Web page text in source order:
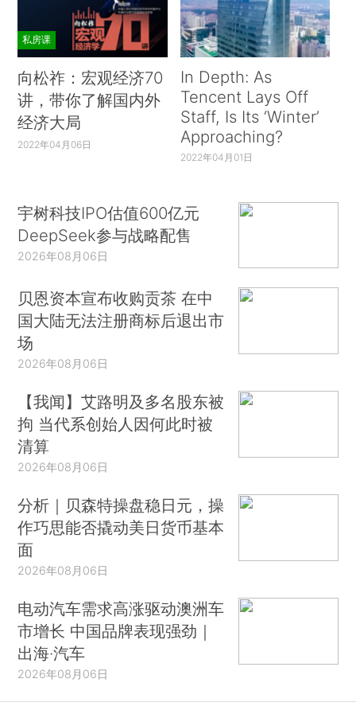
私房课
向松祚：宏观经济70
讲，带你了解国内外
经济大局
2022年04月06日
In Depth: As
Tencent Lays Off
Staff, Is Its ‘Winter’
Approaching?
2022年04月01日
宇树科技IPO估值600亿元
DeepSeek参与战略配售
2026年08月06日
贝恩资本宣布收购贡茶 在中
国大陆无法注册商标后退出市
场
2026年08月06日
【我闻】艾路明及多名股东被
拘 当代系创始人因何此时被
清算
2026年08月06日
分析｜贝森特操盘稳日元，操
作巧思能否撬动美日货币基本
面
2026年08月06日
电动汽车需求高涨驱动澳洲车
市增长 中国品牌表现强劲｜
出海·汽车
2026年08月06日